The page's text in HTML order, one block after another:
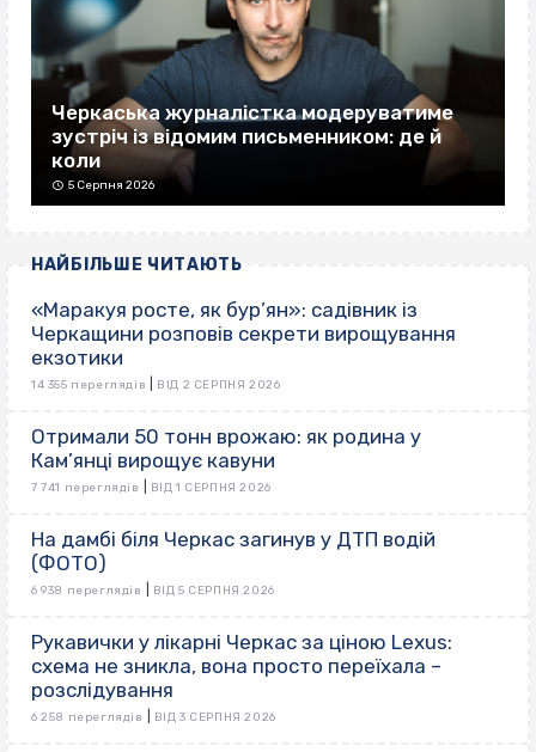
Черкаська журналістка модеруватиме
зустріч із відомим письменником: де й
коли
5 Серпня 2026
НАЙБІЛЬШЕ ЧИТАЮТЬ
«Маракуя росте, як бур’ян»: садівник із
Черкащини розповів секрети вирощування
екзотики
14 355 переглядів ВІД 2 СЕРПНЯ 2026
Отримали 50 тонн врожаю: як родина у
Кам’янці вирощує кавуни
7 741 переглядів ВІД 1 СЕРПНЯ 2026
На дамбі біля Черкас загинув у ДТП водій
(ФОТО)
6 938 переглядів ВІД 5 СЕРПНЯ 2026
Рукавички у лікарні Черкас за ціною Lexus:
схема не зникла, вона просто переїхала –
розслідування
6 258 переглядів ВІД 3 СЕРПНЯ 2026